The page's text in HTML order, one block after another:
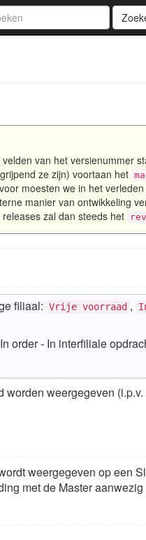
van het versienummer
ze zijn) voortaan het
moesten we in het
manier van ontwikkeling
zal dan steeds het
filiaal: Vrije voorraad ,
order - In interfiliale
weergegeven
weergegeven op een
met de Master